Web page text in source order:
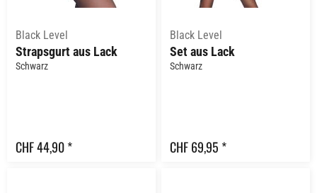
Black Level
Strapsgurt aus Lack
Schwarz
CHF 44,90 *
Black Level
Set aus Lack
Schwarz
CHF 69,95 *